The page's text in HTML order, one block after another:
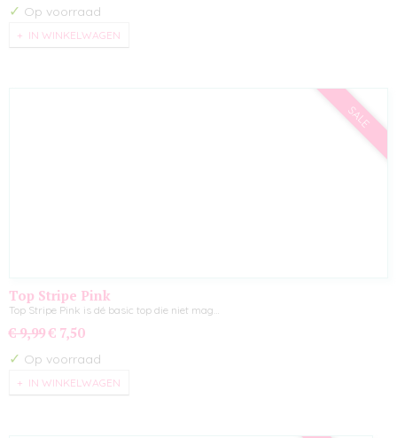
✓ Op voorraad
IN WINKELWAGEN
SALE
Top Stripe Pink
Top Stripe Pink is dé basic top die niet mag…
€ 9,99 € 7,50
✓ Op voorraad
IN WINKELWAGEN